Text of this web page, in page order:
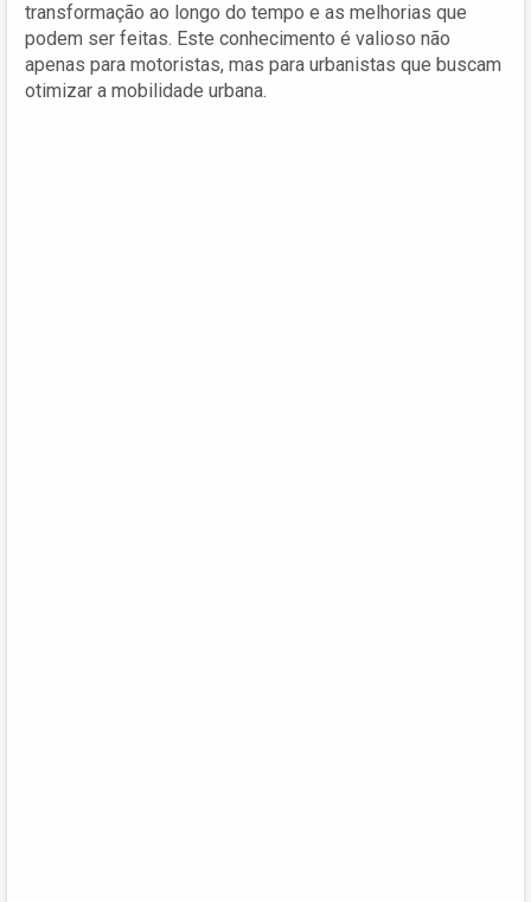
transformação ao longo do tempo e as melhorias que
podem ser feitas. Este conhecimento é valioso não
apenas para motoristas, mas para urbanistas que buscam
otimizar a mobilidade urbana.